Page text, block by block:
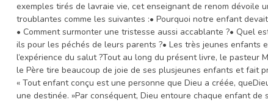
exemples tirés de lavraie vie, cet enseignant de renom dévoile
troublantes comme les suivantes :• Pourquoi notre enfant
• Comment surmonter une tristesse aussi accablante ?• Quel
ils pour les péchés de leurs parents ?• Les très jeunes
l’expérience du salut ?Tout au long du présent livre, le pasteur
le Père tire beaucoup de joie de ses plusjeunes enfants et fait
« Tout enfant conçu est une personne que Dieu a créée,
une destinée. »Par conséquent, Dieu entoure chaque enfant